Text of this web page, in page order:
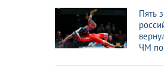
20 дек Охранники
18 нояб «Известия»
Пять
ЧМ по